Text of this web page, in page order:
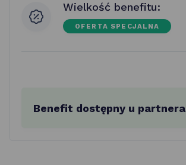
Wielkość benefitu:
OFERTA SPECJALNA
Benefit dostępny u partnera